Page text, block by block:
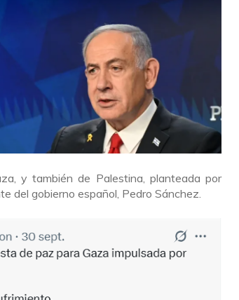
y también de Palestina, planteada por
del gobierno español, Pedro Sánchez.